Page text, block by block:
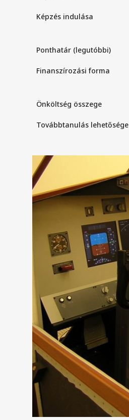
Képzés indulása
Ponthatár (legutóbbi)
Finanszírozási forma
Önköltség összege
Továbbtanulás lehetősége